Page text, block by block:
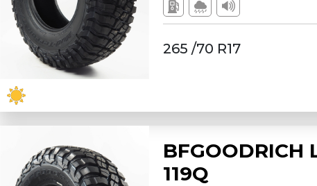
265 /70 R17
BFGOODRICH
119Q